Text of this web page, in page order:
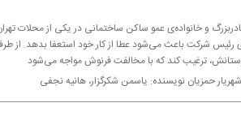
و خانواده‌ی عمو ساكن ساختمانی در یكی از محلات
شركت باعث می‌شود عطا از كار خود استعفا بدهد. از
ترغیب كند كه با مخالفت فرنوش مواجه می‌شود
حمزیان نویسنده: یاسمن شكرگزار، هانیه نجفی